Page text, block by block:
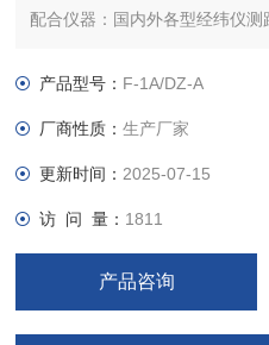
配合仪器：国内外各型经纬仪测
基座尺寸：190*190/180*180 毫
连接方式：三槽、中心插入、
的连接
产品型号： F-1A/DZ-A
厂商性质：生产厂家
更新时间： 2025-07-15
访 问 量： 1811
产品咨询